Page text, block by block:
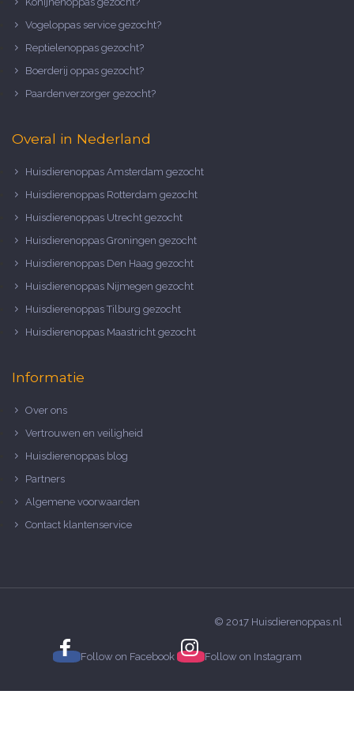
Vogeloppas service gezocht?
Reptielenoppas gezocht?
Boerderij oppas gezocht?
Paardenverzorger gezocht?
Overal in Nederland
Huisdierenoppas Amsterdam gezocht
Huisdierenoppas Rotterdam gezocht
Huisdierenoppas Utrecht gezocht
Huisdierenoppas Groningen gezocht
Huisdierenoppas Den Haag gezocht
Huisdierenoppas Nijmegen gezocht
Huisdierenoppas Tilburg gezocht
Huisdierenoppas Maastricht gezocht
Informatie
Over ons
Vertrouwen en veiligheid
Huisdierenoppas blog
Partners
Algemene voorwaarden
Contact klantenservice
© 2017 Huisdierenoppas.nl
Follow on Facebook Follow on Instagram